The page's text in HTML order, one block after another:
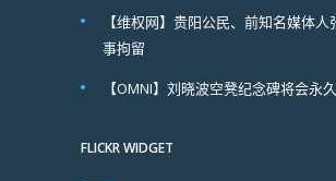
【维权网】贵阳公民、前知名媒体人
事拘留
【OMNI】刘晓波空凳纪念碑将会永
FLICKR WIDGET